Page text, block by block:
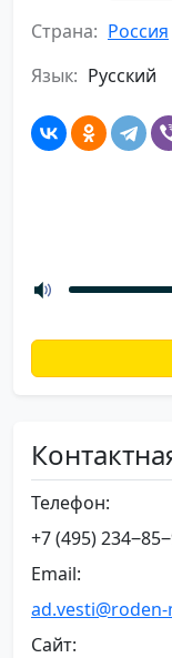
Страна: Россия
Язык: Русский
Телефон:
+7 (495)
Email:
Сайт: